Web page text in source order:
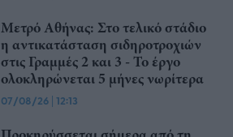
Μετρό Αθήνας: Στο τελικό στάδιο
η αντικατάσταση σιδηροτροχιών
στις Γραμμές 2 και 3 - Το έργο
ολοκληρώνεται 5 μήνες νωρίτερα
07/08/26 | 12:13